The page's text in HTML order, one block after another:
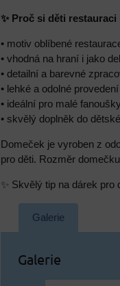
✨ Proč si děti
• motiv oblíbené
• vhodná na hraní i jako
• detailní a barevné
• lehké a odolné provedení
• ideální pro malé
• skvělý doplněk do
Domeček je vyroben z
pro děti. Rozměr
✨ Skvělý tip na dárek
Galerie
Galerie